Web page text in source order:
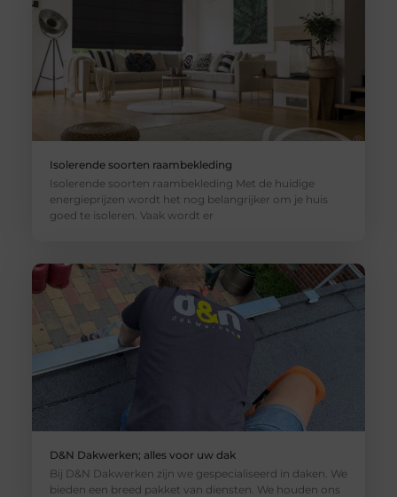
Isolerende soorten raambekleding
Isolerende soorten raambekleding Met de huidige
energieprijzen wordt het nog belangrijker om je huis
goed te isoleren. Vaak wordt er
D&N Dakwerken; alles voor uw dak
Bij D&N Dakwerken zijn we gespecialiseerd in daken. We
bieden een breed pakket van diensten. We houden ons